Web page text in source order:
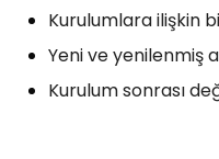
Kurulumlara ilişkin
Yeni ve yenilenmiş
Kurulum sonrası